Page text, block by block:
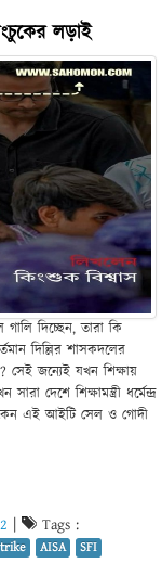
লড়াই
দিচ্ছেন, তারা কি
দিল্লির শাসকদলের
সেই জন্যেই যখন শিক্ষায়
দেশে শিক্ষামন্ত্রী ধর্মেন্দ্র
কেন এই আইটি সেল ও গোদী
| Tags :
AISA SFI